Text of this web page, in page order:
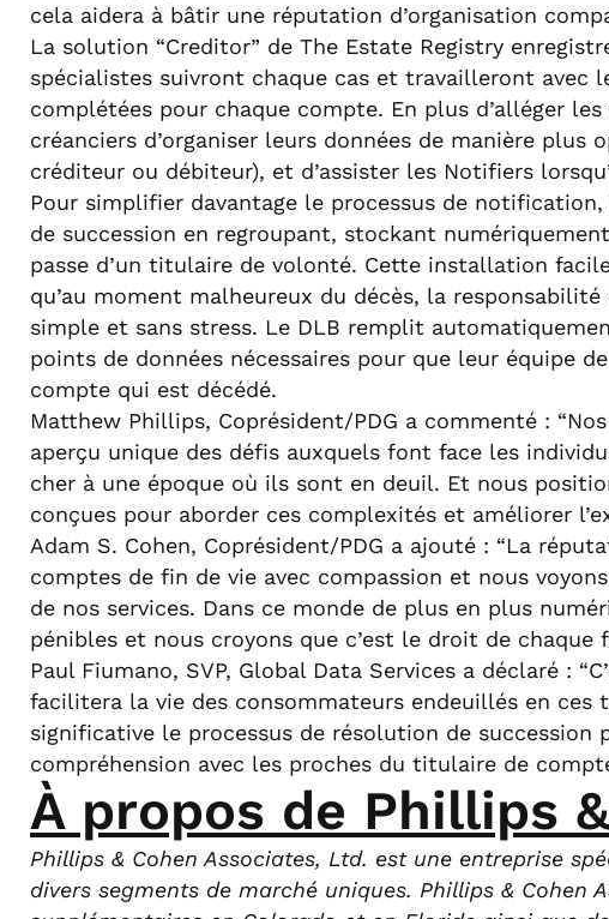
cela aidera à bâtir une réputation d’organisation
La solution “Creditor” de The Estate Registry
spécialistes suivront chaque cas et travailleront avec
complétées pour chaque compte. En plus d’alléger
créanciers d’organiser leurs données de manière plus
créditeur ou débiteur), et d’assister les Notifiers
Pour simplifier davantage le processus de
de succession en regroupant, stockant
passe d’un titulaire de volonté. Cette installation
qu’au moment malheureux du décès, la
simple et sans stress. Le DLB remplit
points de données nécessaires pour que leur équipe
compte qui est décédé.
Matthew Phillips, Coprésident/PDG a commenté :
aperçu unique des défis auxquels font face les
cher à une époque où ils sont en deuil. Et nous
conçues pour aborder ces complexités et améliorer
Adam S. Cohen, Coprésident/PDG a ajouté : “La
comptes de fin de vie avec compassion et nous
de nos services. Dans ce monde de plus en plus
pénibles et nous croyons que c’est le droit de chaque
Paul Fiumano, SVP, Global Data Services a déclaré :
facilitera la vie des consommateurs endeuillés en ces
significative le processus de résolution de
compréhension avec les proches du titulaire de
À propos de Phillips
Phillips & Cohen Associates, Ltd. est une entreprise
divers segments de marché uniques. Phillips & Cohen